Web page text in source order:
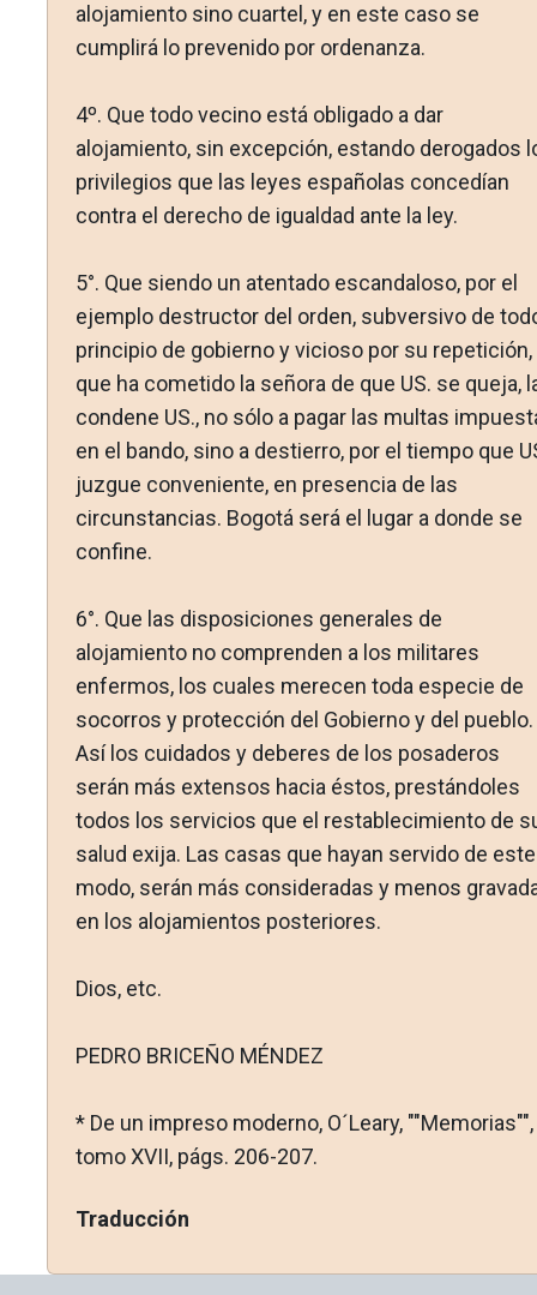
alojamien­to sino cuartel, y en este caso se
cumplirá lo prevenido por ordenanza.
4º. Que todo vecino está obligado a dar
alojamiento, sin excepción, estando derogados
privilegios que las leyes espa­ñolas concedían
contra el derecho de igualdad ante la ley.
5°. Que siendo un atentado escandaloso, por el
ejemplo destructor del orden, subversivo de
principio de go­bierno y vicioso por su repetición,
que ha cometido la señora de que US. se queja,
condene US., no sólo a pagar las multas
en el bando, sino a destierro, por el tiempo que
juzgue conveniente, en presencia de las
circunstancias. Bogotá será el lugar a donde se
confine.
6°. Que las disposiciones generales de
alojamiento no comprenden a los militares
enfermos, los cuales merecen toda especie de
socorros y protección del Gobierno y del pueblo.
Así los cuidados y deberes de los posaderos
serán más extensos ha­cia éstos, prestándoles
todos los servicios que el restablecimiento de
salud exija. Las casas que hayan servido de este
modo, serán más consideradas y menos
en los alojamientos posteriores.
Dios, etc.
PEDRO BRICEÑO MÉNDEZ
* De un impreso moderno, O´Leary, ""Memorias"",
tomo XVII, págs. 206-207.
Traducción